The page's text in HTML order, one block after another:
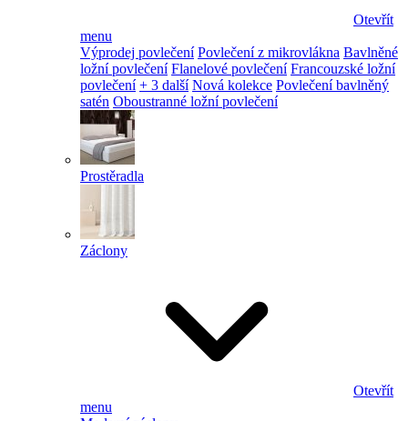
Otevřít
menu
Výprodej povlečení Povlečení z mikrovlákna Bavlněné
ložní povlečení Flanelové povlečení Francouzské ložní
povlečení + 3 další Nová kolekce Povlečení bavlněný
satén Oboustranné ložní povlečení
Prostěradla
Záclony
Otevřít
menu